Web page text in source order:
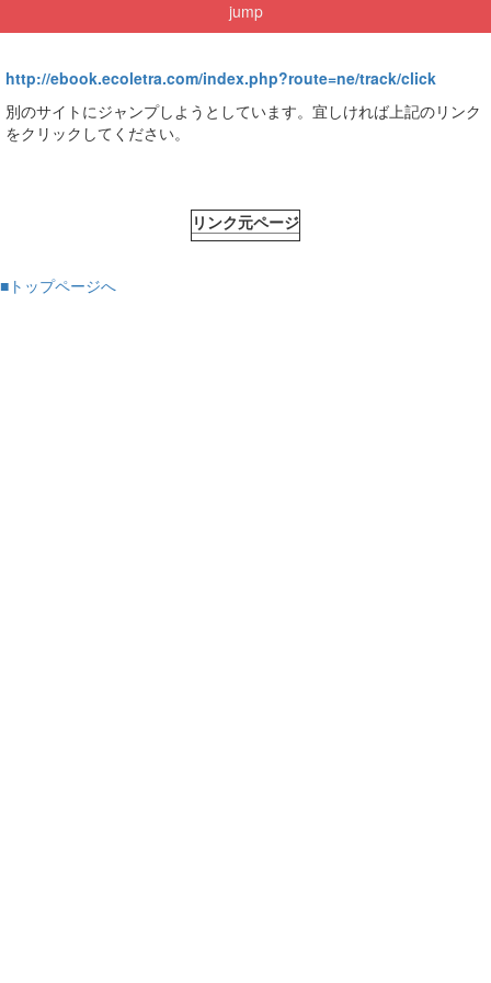
jump
http://ebook.ecoletra.com/index.php?route=ne/track/click
別のサイトにジャンプしようとしています。宜しければ上記のリンク
をクリックしてください。
リンク元ページ
■トップページへ